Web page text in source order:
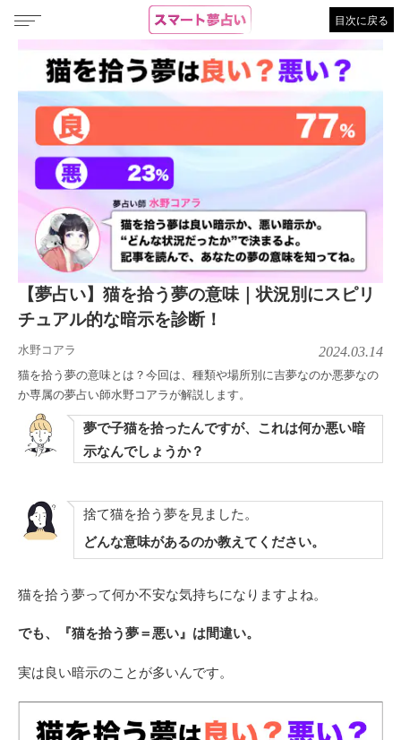
目次に戻る
【夢占い】猫を拾う夢の意味｜状況別にスピリ
チュアル的な暗示を診断！
水野コアラ 2024.03.14
猫を拾う夢の意味とは？今回は、種類や場所別に吉夢なのか悪夢なの
か専属の夢占い師水野コアラが解説します。
夢で子猫を拾ったんですが、これは何か悪い暗
示なんでしょうか？
捨て猫を拾う夢を見ました。
どんな意味があるのか教えてください。
猫を拾う夢って何か不安な気持ちになりますよね。
でも、『猫を拾う夢＝悪い』は間違い。
実は良い暗示のことが多いんです。